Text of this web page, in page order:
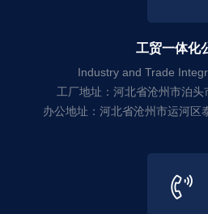
工贸一体化
Industry and Trade
工厂地址：河北省沧州市泊头
办公地址：河北省沧州市运河区